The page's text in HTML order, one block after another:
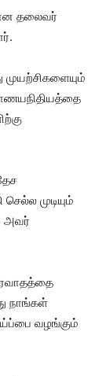
தலைவர்
முடியும்
அவர்
நாங்கள்
வழங்கும்